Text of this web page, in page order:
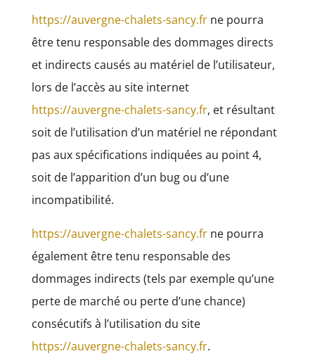
https://auvergne-chalets-sancy.frne pourra
être tenu responsable des dommages directs
et indirects causés au matériel de l’utilisateur,
lors de l’accès au site internet
https://auvergne-chalets-sancy.fr, et résultant
soit de l’utilisation d’un matériel ne répondant
pas aux spécifications indiquées au point 4,
soit de l’apparition d’un bug ou d’une
incompatibilité.
https://auvergne-chalets-sancy.frne pourra
également être tenu responsable des
dommages indirects (tels par exemple qu’une
perte de marché ou perte d’une chance)
consécutifs à l’utilisation du site
https://auvergne-chalets-sancy.fr.